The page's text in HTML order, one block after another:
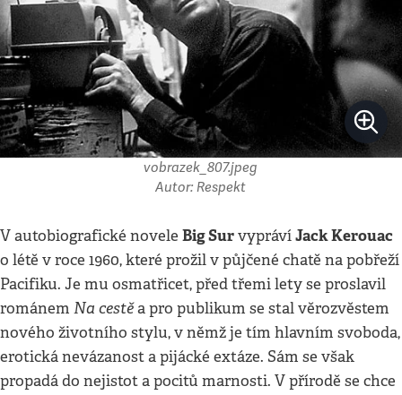
vobrazek_807.jpeg
Autor: Respekt
V autobiografické novele Big SurvyprávíJack Kerouac
o létě v roce 1960, které prožil v půjčené chatě na pobřeží
Pacifiku. Je mu osmatřicet, před třemi lety se proslavil
románem Na cestěa pro publikum se stal věrozvěstem
nového životního stylu, v němž je tím hlavním svoboda,
erotická nevázanost a pijácké extáze. Sám se však
propadá do nejistot a pocitů marnosti. V přírodě se chce